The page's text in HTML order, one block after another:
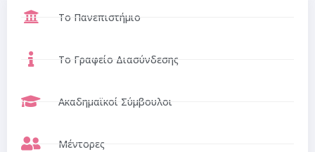
Το Πανεπιστήμιο
Το Γραφείο Διασύνδεσης
Ακαδημαϊκοί Σύμβουλοι
Μέντορες